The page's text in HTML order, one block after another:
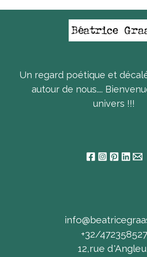
Un regard poétique et
autour de nous....
univers !!!
+32/472358527
12,rue